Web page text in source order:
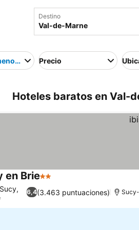
Destino
a mayorPrecio
Hoteles baratos en Val-
en Brie2 Estrellas
6,4(3.463 puntuaciones)